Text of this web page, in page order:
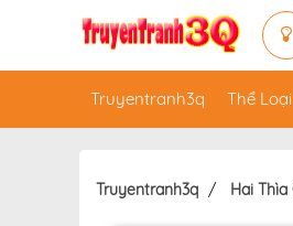
Truyentranh3q Thể Loại
Truyentranh3q Hai Thìa